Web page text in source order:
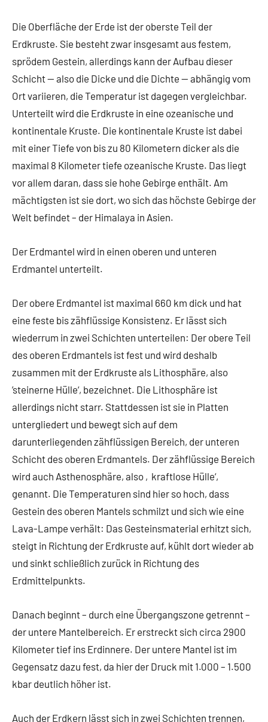
Die Oberfläche der Erde ist der oberste Teil der
Erdkruste. Sie besteht zwar insgesamt aus festem,
sprödem Gestein, allerdings kann der Aufbau dieser
Schicht — also die Dicke und die Dichte — abhängig vom
Ort variieren, die Temperatur ist dagegen vergleichbar.
Unterteilt wird die Erdkruste in eine ozeanische und
kontinentale Kruste. Die kontinentale Kruste ist dabei
mit einer Tiefe von bis zu 80 Kilometern dicker als die
maximal 8 Kilometer tiefe ozeanische Kruste. Das liegt
vor allem daran, dass sie hohe Gebirge enthält. Am
mächtigsten ist sie dort, wo sich das höchste Gebirge der
Welt befindet – der Himalaya in Asien.
Der Erdmantel wird in einen oberen und unteren
Erdmantel unterteilt.
Der obere Erdmantel ist maximal 660 km dick und hat
eine feste bis zähflüssige Konsistenz. Er lässt sich
wiederrum in zwei Schichten unterteilen: Der obere Teil
des oberen Erdmantels ist fest und wird deshalb
zusammen mit der Erdkruste als Lithosphäre, also
’steinerne Hülle‘, bezeichnet. Die Lithosphäre ist
allerdings nicht starr. Stattdessen ist sie in Platten
untergliedert und bewegt sich auf dem
darunterliegenden zähflüssigen Bereich, der unteren
Schicht des oberen Erdmantels. Der zähflüssige Bereich
wird auch Asthenosphäre, also ‚kraftlose Hülle‘,
genannt. Die Temperaturen sind hier so hoch, dass
Gestein des oberen Mantels schmilzt und sich wie eine
Lava-Lampe verhält: Das Gesteinsmaterial erhitzt sich,
steigt in Richtung der Erdkruste auf, kühlt dort wieder ab
und sinkt schließlich zurück in Richtung des
Erdmittelpunkts.
Danach beginnt – durch eine Übergangszone getrennt –
der untere Mantelbereich. Er erstreckt sich circa 2900
Kilometer tief ins Erdinnere. Der untere Mantel ist im
Gegensatz dazu fest, da hier der Druck mit 1.000 – 1.500
kbar deutlich höher ist.
Auch der Erdkern lässt sich in zwei Schichten trennen,